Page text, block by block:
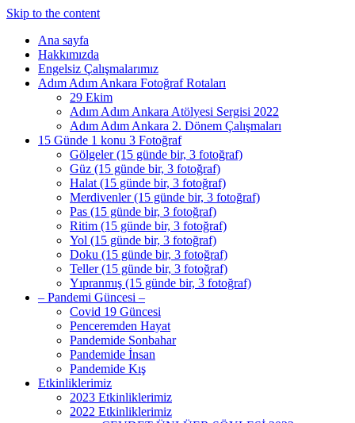
Skip to the content
Ana sayfa
Hakkımızda
Engelsiz Çalışmalarımız
Adım Adım Ankara Fotoğraf Rotaları
29 Ekim
Adım Adım Ankara Atölyesi Sergisi 2022
Adım Adım Ankara 2. Dönem Çalışmaları
15 Günde 1 konu 3 Fotoğraf
Gölgeler (15 günde bir, 3 fotoğraf)
Güz (15 günde bir, 3 fotoğraf)
Halat (15 günde bir, 3 fotoğraf)
Merdivenler (15 günde bir, 3 fotoğraf)
Pas (15 günde bir, 3 fotoğraf)
Ritim (15 günde bir, 3 fotoğraf)
Yol (15 günde bir, 3 fotoğraf)
Doku (15 günde bir, 3 fotoğraf)
Teller (15 günde bir, 3 fotoğraf)
Yıpranmış (15 günde bir, 3 fotoğraf)
– Pandemi Güncesi –
Covid 19 Güncesi
Penceremden Hayat
Pandemide Sonbahar
Pandemide İnsan
Pandemide Kış
Etkinliklerimiz
2023 Etkinliklerimiz
2022 Etkinliklerimiz